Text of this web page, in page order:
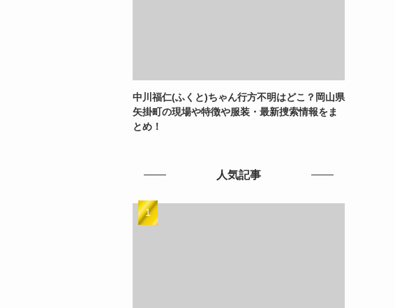
中川福仁(ふくと)ちゃん行方不明はどこ？岡山県
矢掛町の現場や特徴や服装・最新捜索情報をま
とめ！
人気記事